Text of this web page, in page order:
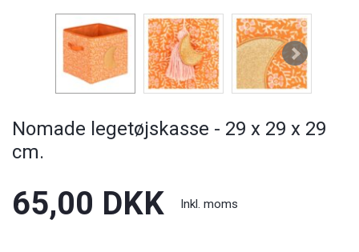
Nomade legetøjskasse - 29 x 29 x 29
cm.
65,00 DKK Inkl. moms